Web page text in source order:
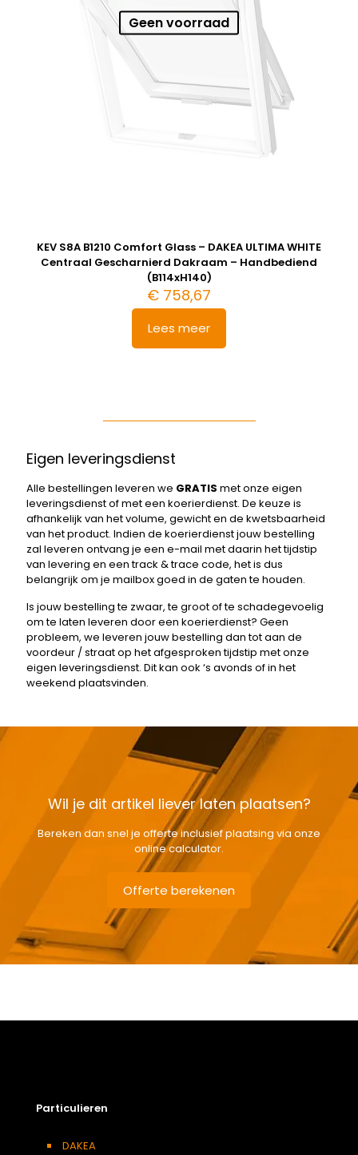
Geen voorraad
KEV S8A B1210 Comfort Glass – DAKEA ULTIMA WHITE
Centraal Gescharnierd Dakraam – Handbediend
(B114xH140)
€ 758,67
Lees meer
Eigen leveringsdienst
Alle bestellingen leveren we GRATIS met onze eigen
leveringsdienst of met een koerierdienst. De keuze is
afhankelijk van het volume, gewicht en de kwetsbaarheid
van het product. Indien de koerierdienst jouw bestelling
zal leveren ontvang je een e-mail met daarin het tijdstip
van levering en een track & trace code, het is dus
belangrijk om je mailbox goed in de gaten te houden.
Is jouw bestelling te zwaar, te groot of te schadegevoelig
om te laten leveren door een koerierdienst? Geen
probleem, we leveren jouw bestelling dan tot aan de
voordeur / straat op het afgesproken tijdstip met onze
eigen leveringsdienst. Dit kan ook ‘s avonds of in het
weekend plaatsvinden.
Wil je dit artikel liever laten plaatsen?
Bereken dan snel je offerte inclusief plaatsing via onze
online calculator.
Offerte berekenen
Particulieren
DAKEA